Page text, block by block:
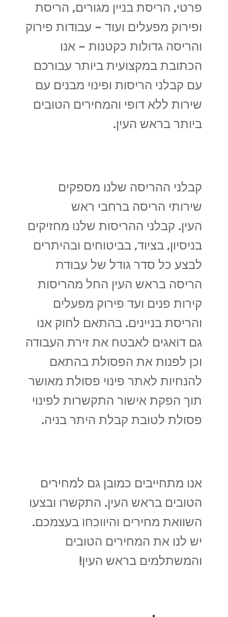
פרטי, הריסת בניין מגורים, הריסת
ופירוק מפעלים ועוד – עבודות פירוק
והריסה גדולות כקטנות – אנו
הכתובת במקצועית ביותר עבורכם
עם קבלני הריסות ופינוי מבנים עם
שירות ללא דופי והמחירים הטובים
ביותר בראש העין.
קבלני ההריסה שלנו מספקים
שירותי הריסה ברחבי ראש
העין. קבלני ההריסות שלנו מחזיקים
בניסיון, בציוד, בביטוחים ובהיתרים
לבצע כל סדר גודל של עבודת
הריסה בראש העין החל מהריסות
קירות פנים ועד פירוק מפעלים
והריסת בניינים. בהתאם לחוק אנו
גם דואגים לאבטח את זירת העבודה
וכן לפנות את הפסולת בהתאם
להנחיות לאתר פינוי פסולת מאושר
תוך הפקת אישור התקשרות לפינוי
פסולת לטובת קבלת היתר בניה.
אנו מתחייבים כמובן גם למחירים
הטובים בראש העין. התקשרו ובצעו
השוואת מחירים והיווכחו בעצמכם.
יש לנו את המחירים הטובים
והמשתלמים בראש העין!